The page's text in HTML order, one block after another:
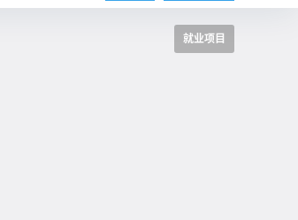
就业项目